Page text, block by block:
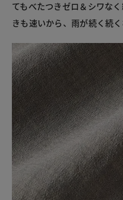
てもべたつきゼロ＆シワな
きも速いから、雨が続く続